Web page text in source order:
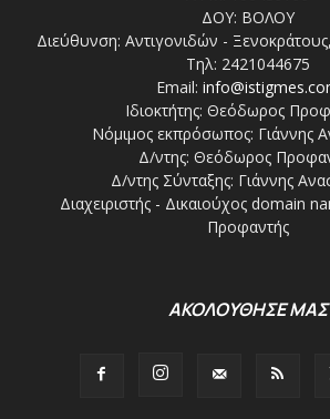
ΔΟΥ: ΒΟΛΟΥ
Διεύθυνση: Αντιγονιδών -
Τηλ: 2421044675
Email:
Ιδιοκτήτης: Θεόδωρος
Νόμιμος εκπρόσωπος: Γιάννης
Δ/ντης: Θεόδωρος
Δ/ντης Σύνταξης: Γιάννης
Διαχειριστής - Δικαιούχος domain
Προφαντής
ΑΚΟΛΟΥΘΗΣΕ ΜΑΣ